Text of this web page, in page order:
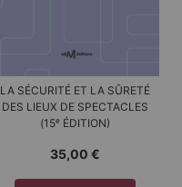
LA SÉCURITÉ ET LA SÛRETÉ
DES LIEUX DE SPECTACLES
(15ᵉ ÉDITION)
35,00 €